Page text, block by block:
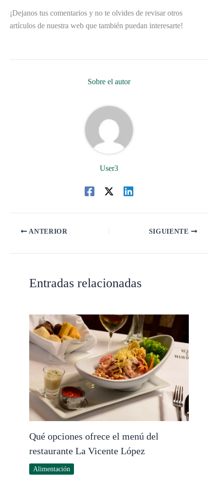
¡Dejanos tus comentarios y no te olvides de revisar otros
artículos de nuestra web que también puedan interesarte!
Sobre el autor
User3
ANTERIOR SIGUIENTE
Entradas relacionadas
Qué opciones ofrece el menú del
restaurante La Vicente López
Alimentación